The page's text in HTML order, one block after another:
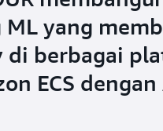
yang
di berbagai
ECS dengan
Fargate
Infrastruktur
operasi